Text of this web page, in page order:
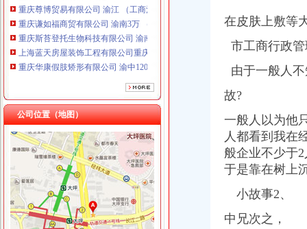
重庆斯苔登托生物科技有限公司 渝南10万 （工商注册）
上海蓝天房屋装饰工程有限公司重庆分公司 渝北 （工商注册）
重庆华康假肢矫形有限公司 渝中120万 （增资）
上海兆妩贸易有限公司重庆龙湖·北城天街分公司 （工商注册）
重庆海谛升进出口贸易有限公司 渝北100万 （进出口权）
重庆逸道医疗器械有限公司
重庆戴盛贷款咨询有限公司
重庆伟尚科技发展有限公司 渝高100万 （工商注册）
重庆尊博贸易有限公司 渝江 （工商注册）
重庆谦如福商贸有限公司 渝南3万 （公司转让）
重庆斯苔登托生物科技有限公司 渝南10万 （工商注册）
上海蓝天房屋装饰工程有限公司重庆分公司 渝北 （工商注册）
重庆华康假肢矫形有限公司 渝中120万 （增资）
上海兆妩贸易有限公司重庆龙湖·北城天街分公司 （工商注册）
公司位置（地图）
渝中区财务公司流程
重庆代理记账,渝北财务公司,渝中兼职会计
【重庆财务流程招聘网_2017年新重庆财务流程招聘信息】-重庆聘
重庆慢牛专业办理营业执照、代理记账、公司注册
重庆财务经理培训,重庆主管会计培训,重庆哪有会计做账流程和
【盐城财务流程专员招聘网_2017年新盐城财务流程专员招聘信息】-
重庆地税-政务公开
在皮肤上敷
市工商行政
由于一般人
故?
一般人以为他
人都看到我在
般企业不少于
于是靠在树上
小故事2、
中兄次之，